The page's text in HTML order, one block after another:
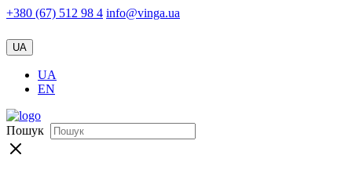
+380 (67) 512 98 4 info@vinga.ua
UA
UA
EN
Пошук